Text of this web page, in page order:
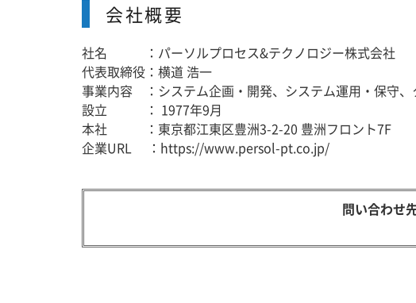
会社概要
社名 ：パーソルプロセス&テクノロジー株式会社
代表取締役：横道 浩一
事業内容 ：システム企画・開発、システム運用・保守
設立 ： 1977年9月
本社 ：東京都江東区豊洲3-2-20 豊洲フロント7F
企業URL ：https://www.persol-pt.co.jp/
問い合わせ